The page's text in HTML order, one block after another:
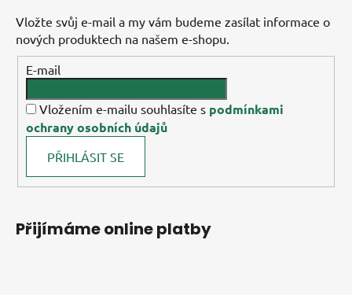
Vložte svůj e-mail a my vám budeme zasílat informace o
nových produktech na našem e-shopu.
E-mail
Vložením e-mailu souhlasíte s podmínkami
ochrany osobních údajů
PŘIHLÁSIT SE
Přijímáme online platby